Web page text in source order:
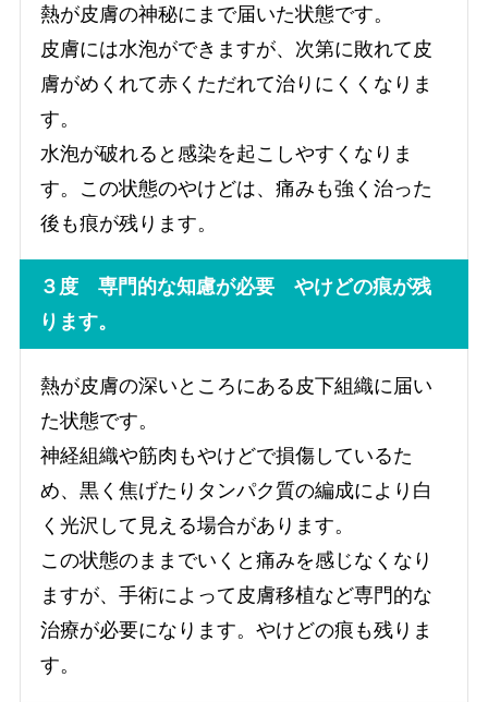
熱が皮膚の神秘にまで届いた状態です。
皮膚には水泡ができますが、次第に敗れて皮
膚がめくれて赤くただれて治りにくくなりま
す。
水泡が破れると感染を起こしやすくなりま
す。この状態のやけどは、痛みも強く治った
後も痕が残ります。
３度 専門的な知慮が必要 やけどの痕が残
ります。
熱が皮膚の深いところにある皮下組織に届い
た状態です。
神経組織や筋肉もやけどで損傷しているた
め、黒く焦げたりタンパク質の編成により白
く光沢して見える場合があります。
この状態のままでいくと痛みを感じなくなり
ますが、手術によって皮膚移植など専門的な
治療が必要になります。やけどの痕も残りま
す。